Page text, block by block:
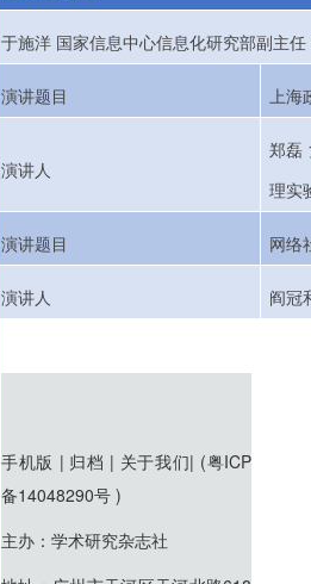
于施洋 国家信息中心信息化研究部副主任
演讲题目 上海
演讲人
郑磊
理实
演讲题目 网络
演讲人 阎冠
手机版 | 归档 | 关于我们| (粤ICP
备14048290号 )
主办：学术研究杂志社